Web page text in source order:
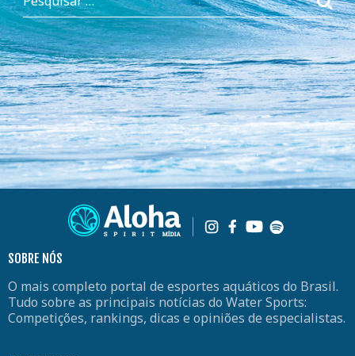
SOBRE NÓS
O mais completo portal de esportes aquáticos do Brasil.
Tudo sobre as principais notícias do Water Sports:
Competições, rankings, dicas e opiniões de especialistas.